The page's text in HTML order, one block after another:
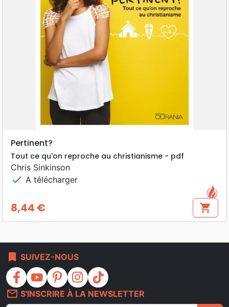
Pertinent?
Tout ce qu'on reproche au christianisme - pdf
Chris Sinkinson
check A télécharger
Prix
8,44 € shopping_cart
bookmark SUIVEZ-NOUS
facebook youtube pinterest instagram
tiktok
mail_outline S'INSCRIRE À LA NEWSLETTER